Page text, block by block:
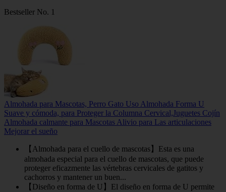
Bestseller No. 1
Almohada para Mascotas, Perro Gato Uso Almohada Forma U
Suave y cómoda, para Proteger la Columna Cervical,Juguetes Cojín
Almohada calmante para Mascotas Alivio para Las articulaciones
Mejorar el sueño
【Almohada para el cuello de mascotas】Esta es una
almohada especial para el cuello de mascotas, que puede
proteger eficazmente las vértebras cervicales de gatitos y
cachorros y mantener un buen...
【Diseño en forma de U】El diseño en forma de U permite